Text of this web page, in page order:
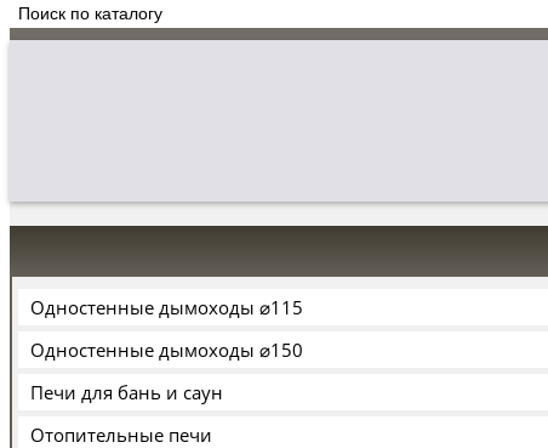
Одностенные дымоходы ⌀115
Одностенные дымоходы ⌀150
Печи для бань и саун
Отопительные печи